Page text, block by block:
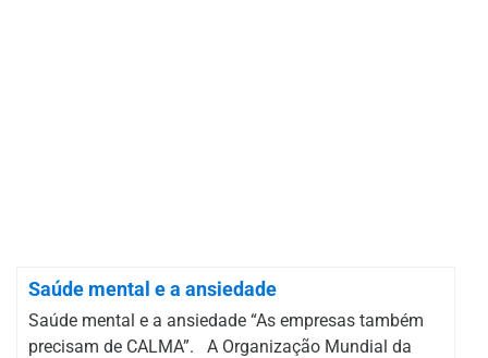
Saúde mental e a ansiedade
Saúde mental e a ansiedade “As empresas também
precisam de CALMA”. A Organização Mundial da